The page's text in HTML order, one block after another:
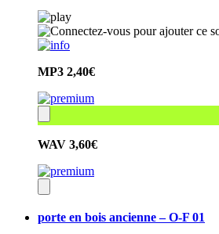
MP3 2,40€
WAV 3,60€
porte en bois ancienne – O-F 01